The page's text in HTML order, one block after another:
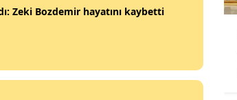
İzmir
Zeki Bozdemir hayatını kaybetti